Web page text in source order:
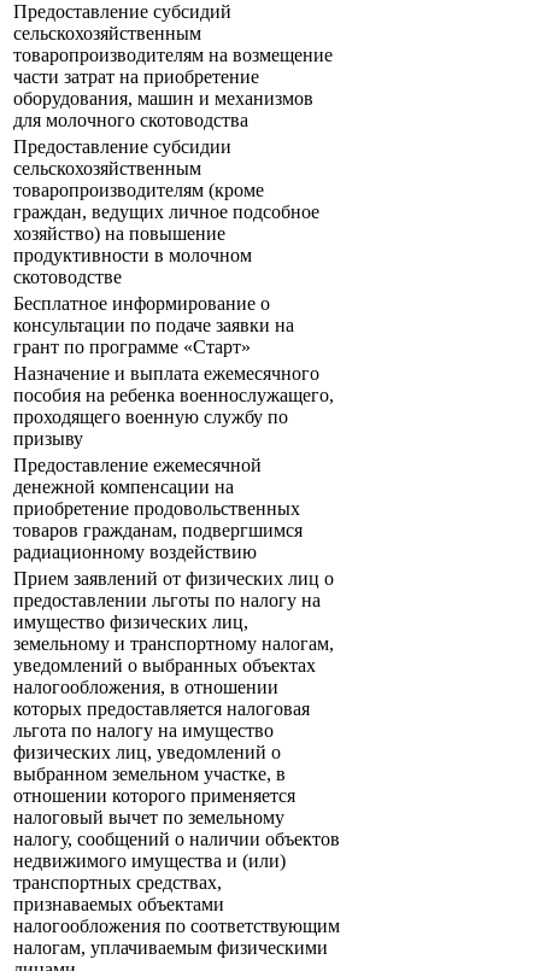
Предоставление субсидий
сельскохозяйственным
товаропроизводителям на возмещение
части затрат на приобретение
оборудования, машин и механизмов
для молочного скотоводства
Предоставление субсидии
сельскохозяйственным
товаропроизводителям (кроме
граждан, ведущих личное подсобное
хозяйство) на повышение
продуктивности в молочном
скотоводстве
Бесплатное информирование о
консультации по подаче заявки на
грант по программе «Старт»
Назначение и выплата ежемесячного
пособия на ребенка военнослужащего,
проходящего военную службу по
призыву
Предоставление ежемесячной
денежной компенсации на
приобретение продовольственных
товаров гражданам, подвергшимся
радиационному воздействию
Прием заявлений от физических лиц о
предоставлении льготы по налогу на
имущество физических лиц,
земельному и транспортному налогам,
уведомлений о выбранных объектах
налогообложения, в отношении
которых предоставляется налоговая
льгота по налогу на имущество
физических лиц, уведомлений о
выбранном земельном участке, в
отношении которого применяется
налоговый вычет по земельному
налогу, сообщений о наличии объектов
недвижимого имущества и (или)
транспортных средствах,
признаваемых объектами
налогообложения по соответствующим
налогам, уплачиваемым физическими